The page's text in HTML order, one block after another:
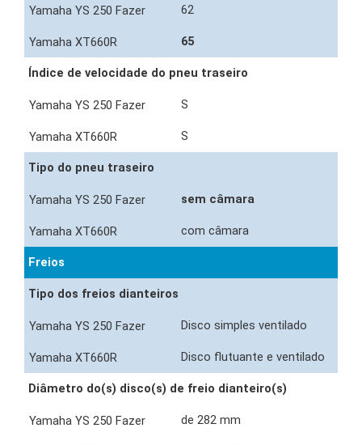
62
65
Índice de velocidade do pneu traseiro
S
S
Tipo do pneu traseiro
sem câmara
com câmara
Freios
Tipo dos freios dianteiros
Disco simples ventilado
Disco flutuante e ventilado
Diâmetro do(s) disco(s) de freio dianteiro(s)
de 282 mm